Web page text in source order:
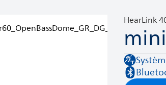
HearLink